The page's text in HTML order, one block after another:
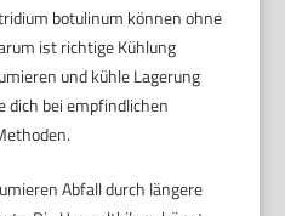
botulinum können ohne
ist richtige Kühlung
und kühle Lagerung
dich bei empfindlichen
Abfall durch längere